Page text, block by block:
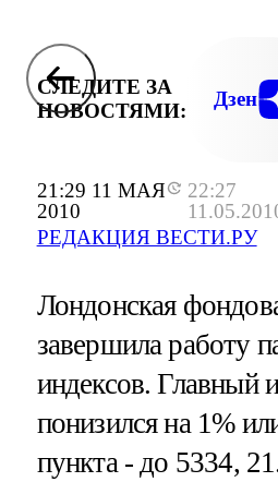
21:29 11 МАЯ
2010
22:27
РЕДАКЦИЯ ВЕСТИ.РУ
СЛЕДИТЕ ЗА
НОВОСТЯМИ:
Дзен
Лондонская
завершила работу
индексов. Главный
понизился на 1%
пункта - до 5334,